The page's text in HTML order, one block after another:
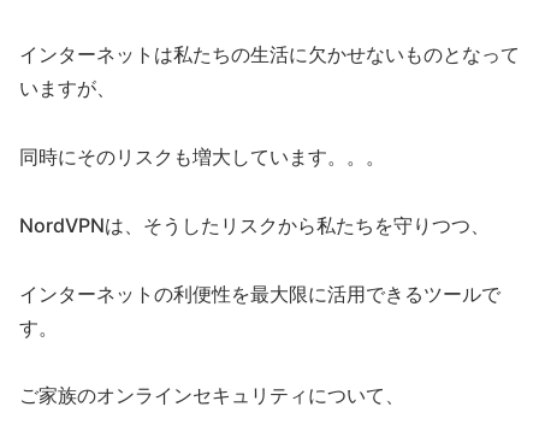
インターネットは私たちの生活に欠かせないものとなって
いますが、
同時にそのリスクも増大しています。。。
NordVPNは、そうしたリスクから私たちを守りつつ、
インターネットの利便性を最大限に活用できるツールで
す。
ご家族のオンラインセキュリティについて、